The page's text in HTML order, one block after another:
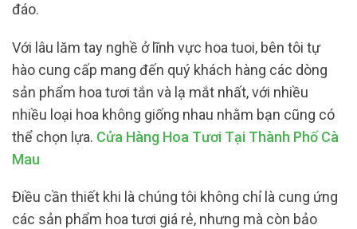
đáo.
Với lâu lăm tay nghề ở lĩnh vực hoa tuoi, bên tôi tự
hào cung cấp mang đến quý khách hàng các dòng
sản phẩm hoa tươi tắn và lạ mắt nhất, với nhiều
nhiều loại hoa không giống nhau nhằm bạn cũng có
thể chọn lựa. Cửa Hàng Hoa Tươi Tại Thành Phố Cà
Mau
Điều cần thiết khi là chúng tôi không chỉ là cung ứng
các sản phẩm hoa tươi giá rẻ, nhưng mà còn bảo